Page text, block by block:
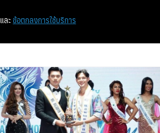
หน้าแรก ท่องเที่ยว
และ ข้อตกลงการใช้บริการ